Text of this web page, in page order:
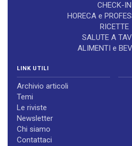
CHECK-IN
HORECA e
RICETTE
SALUTE A
ALIMENTI e
LINK UTILI
Archivio articoli
Temi
Le riviste
Newsletter
Chi siamo
Contattaci